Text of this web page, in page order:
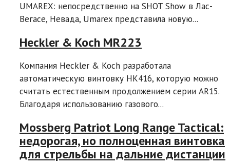
UMAREX: непосредственно на SHOT Show в Лас-
Вегасе, Невада, Umarex представила новую...
Heckler & Koch MR223
Компания Heckler & Koch разработала
автоматическую винтовку HK416, которую можно
считать естественным продолжением серии AR15.
Благодаря использованию газового...
Mossberg Patriot Long Range Tactical:
недорогая, но полноценная винтовка
для стрельбы на дальние дистанции